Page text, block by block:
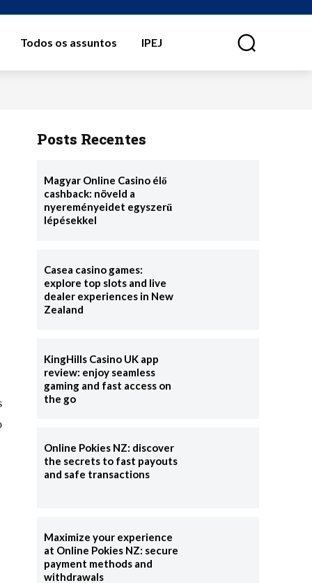
Todos os assuntos IPEJ
Posts Recentes
Magyar Online Casino élő
cashback: növeld a
nyereményeidet egyszerű
lépésekkel
Casea casino games:
explore top slots and live
dealer experiences in New
Zealand
KingHills Casino UK app
review: enjoy seamless
gaming and fast access on
the go
Online Pokies NZ: discover
the secrets to fast payouts
and safe transactions
Maximize your experience
at Online Pokies NZ: secure
payment methods and
withdrawals